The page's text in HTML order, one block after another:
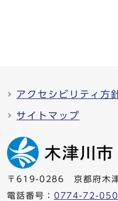
アクセシビリティ方
サイトマップ
〒619-0286 京都府木
電話番号： 0774-72-